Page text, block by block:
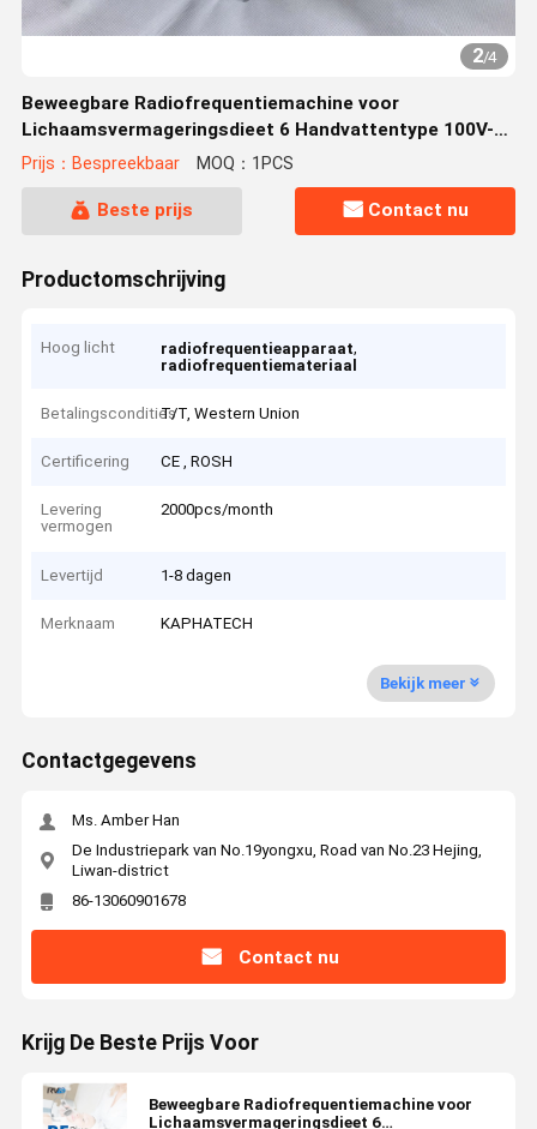
2/4
Beweegbare Radiofrequentiemachine voor
Lichaamsvermageringsdieet 6 Handvattentype 100V-
220V
Prijs：Bespreekbaar MOQ：1PCS
Beste prijs Contact nu
Productomschrijving
Hoog licht radiofrequentieapparaat,
radiofrequentiemateriaal
BetalingsconditiesT/T, Western Union
Certificering CE , ROSH
Levering
vermogen
2000pcs/month
Levertijd 1-8 dagen
Merknaam KAPHATECH
Bekijk meer
Contactgegevens
Ms. Amber Han
De Industriepark van No.19yongxu, Road van No.23 Hejing,
Liwan-district
86-13060901678
Contact nu
Krijg De Beste Prijs Voor
Beweegbare Radiofrequentiemachine voor
Lichaamsvermageringsdieet 6